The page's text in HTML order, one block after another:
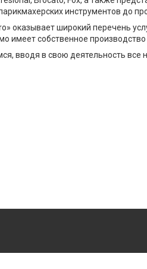
инструментов до
оказывает широкий перечень
имеет собственное
вводя в свою деятельность все